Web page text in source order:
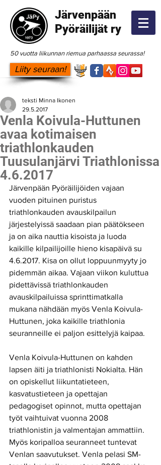
Järvenpään
Pyöräilijät ry
50 vuotta liikunnan riemua parhaassa seurassa!
Liity seuraan!
Venla Koivula-Huttunen
avaa kotimaisen
triathlonkauden
Tuusulanjärvi Triathlonissa
4.6.2017
teksti Minna Ikonen
29.5.2017
Järvenpään Pyöräilijöiden vajaan
vuoden pituinen puristus
triathlonkauden avauskilpailun
järjestelyissä saadaan pian päätökseen
ja on aika nauttia kisoista ja luoda
kaikille kilpailijoille hieno kisapäivä su
4.6.2017. Kisa on ollut loppuunmyyty jo
pidemmän aikaa. Vajaan viikon kuluttua
pidettävissä triathlonkauden
avauskilpailuissa sprinttimatkalla
mukana nähdään myös Venla Koivula-
Huttunen, joka kaikille triathlonia
seuranneille ei paljon esittelyjä kaipaa.
Venla Koivula-Huttunen on kahden
lapsen äiti ja triathlonisti Nokialta. Hän
on opiskellut liikuntatieteen,
kasvatustieteen ja opettajan
pedagogiset opinnot, mutta opettajan
työt vaihtuivat vuonna 2008
triathlonistin ja valmentajan ammattiin.
Myös koripalloa seuranneet tuntevat
Venlan saavutukset. Venla pelasi SM-